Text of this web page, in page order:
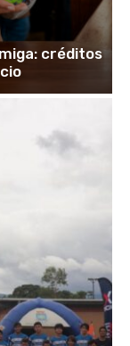
créditos